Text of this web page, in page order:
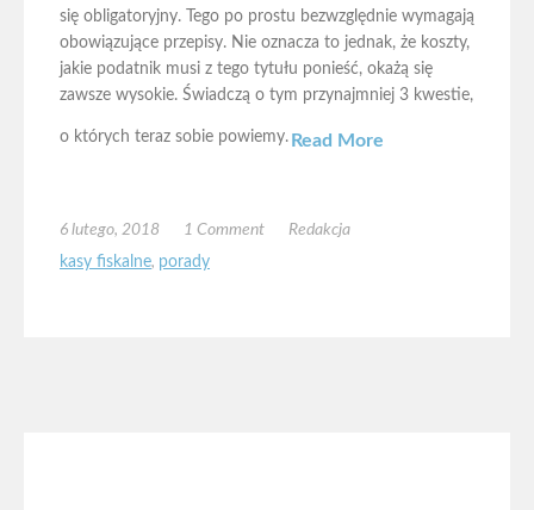
się obligatoryjny. Tego po prostu bezwzględnie wymagają
obowiązujące przepisy. Nie oznacza to jednak, że koszty,
jakie podatnik musi z tego tytułu ponieść, okażą się
zawsze wysokie. Świadczą o tym przynajmniej 3 kwestie,
o których teraz sobie powiemy. Read More
6 lutego, 2018 1 Comment
Redakcja
kasy fiskalne, porady